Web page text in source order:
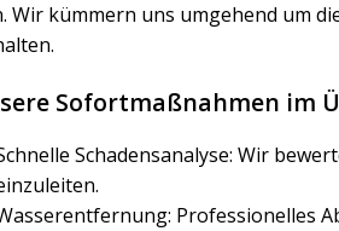
Wir kümmern uns umgehend um
Sofortmaßnahmen im
Schadensanalyse: Wir
Professionelles